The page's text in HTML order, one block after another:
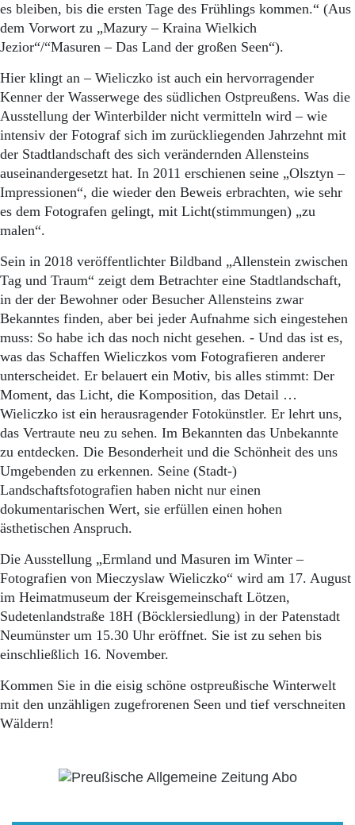
es bleiben, bis die ersten Tage des Frühlings kommen.“ (Aus
dem Vorwort zu „Mazury – Kraina Wielkich
Jezior“/“Masuren – Das Land der großen Seen“).
Hier klingt an – Wieliczko ist auch ein hervorragender
Kenner der Wasserwege des südlichen Ostpreußens. Was die
Ausstellung der Winterbilder nicht vermitteln wird – wie
intensiv der Fotograf sich im zurückliegenden Jahrzehnt mit
der Stadtlandschaft des sich verändernden Allensteins
auseinandergesetzt hat. In 2011 erschienen seine „Olsztyn –
Impressionen“, die wieder den Beweis erbrachten, wie sehr
es dem Fotografen gelingt, mit Licht(stimmungen) „zu
malen“.
Sein in 2018 veröffentlichter Bildband „Allenstein zwischen
Tag und Traum“ zeigt dem Betrachter eine Stadtlandschaft,
in der der Bewohner oder Besucher Allensteins zwar
Bekanntes finden, aber bei jeder Aufnahme sich eingestehen
muss: So habe ich das noch nicht gesehen. - Und das ist es,
was das Schaffen Wieliczkos vom Fotografieren anderer
unterscheidet. Er belauert ein Motiv, bis alles stimmt: Der
Moment, das Licht, die Komposition, das Detail …
Wieliczko ist ein herausragender Fotokünstler. Er lehrt uns,
das Vertraute neu zu sehen. Im Bekannten das Unbekannte
zu entdecken. Die Besonderheit und die Schönheit des uns
Umgebenden zu erkennen. Seine (Stadt-)
Landschaftsfotografien haben nicht nur einen
dokumentarischen Wert, sie erfüllen einen hohen
ästhetischen Anspruch.
Die Ausstellung „Ermland und Masuren im Winter –
Fotografien von Mieczyslaw Wieliczko“ wird am 17. August
im Heimatmuseum der Kreisgemeinschaft Lötzen,
Sudetenlandstraße 18H (Böcklersiedlung) in der Patenstadt
Neumünster um 15.30 Uhr eröffnet. Sie ist zu sehen bis
einschließlich 16. November.
Kommen Sie in die eisig schöne ostpreußische Winterwelt
mit den unzähligen zugefrorenen Seen und tief verschneiten
Wäldern!